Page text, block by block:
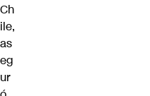
Ch
ile,
as
eg
ur